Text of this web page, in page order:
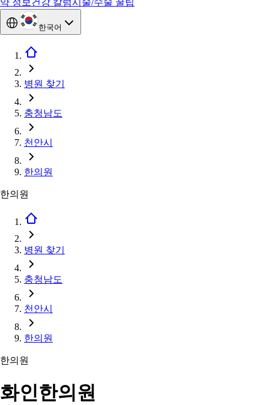
약 정보 건강 칼럼시술/수술 꿀팁
한국어
병원 찾기
충청남도
천안시
한의원
한의원
병원 찾기
충청남도
천안시
한의원
한의원
화인한의원